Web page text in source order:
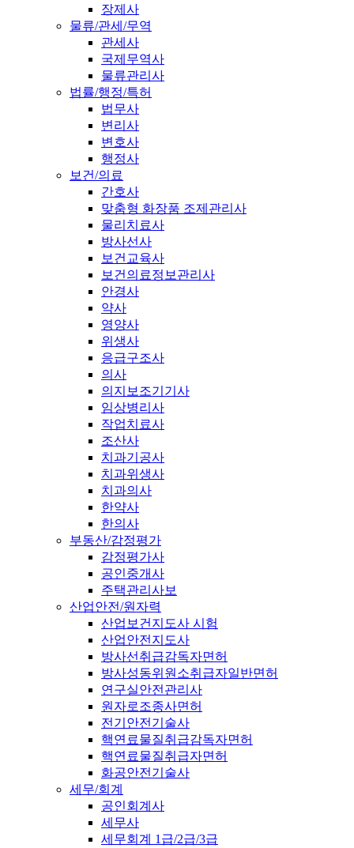
장제사
물류/관세/무역
관세사
국제무역사
물류관리사
법률/행정/특허
법무사
변리사
변호사
행정사
보건/의료
간호사
맞춤형 화장품 조제관리사
물리치료사
방사선사
보건교육사
보건의료정보관리사
안경사
약사
영양사
위생사
응급구조사
의사
의지보조기기사
임상병리사
작업치료사
조산사
치과기공사
치과위생사
치과의사
한약사
한의사
부동산/감정평가
감정평가사
공인중개사
주택관리사보
산업안전/원자력
산업보건지도사 시험
산업안전지도사
방사선취급감독자면허
방사성동위원소취급자일반면허
연구실안전관리사
원자로조종사면허
전기안전기술사
핵연료물질취급감독자면허
핵연료물질취급자면허
화공안전기술사
세무/회계
공인회계사
세무사
세무회계 1급/2급/3급